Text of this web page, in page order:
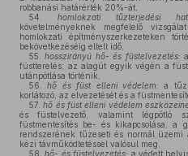
robbanási határérték 20%-át,
54.
homlokzati tűzterjedési
követelményeknek megfelelő
homlokzati építményszerkezeteken
bekövetkezéséig eltelt idő,
55.
hosszirányú hő- és füstelvezetés:
füstterelés; az alagút egyik végén a
utánpótlása történik,
56.
hő és füst elleni védelem: a tűz
korlátozó, az elvezetését és a
57. hő és füst elleni védelem
és füstelvezető, valamint légpótló
füstmentesítés be- és kikapcsolása, a
rendszerének tűzeseti és normál üzemi
kézi távműködtetéssel valósul meg,
58.
hő- és füstelvezetés: a védett